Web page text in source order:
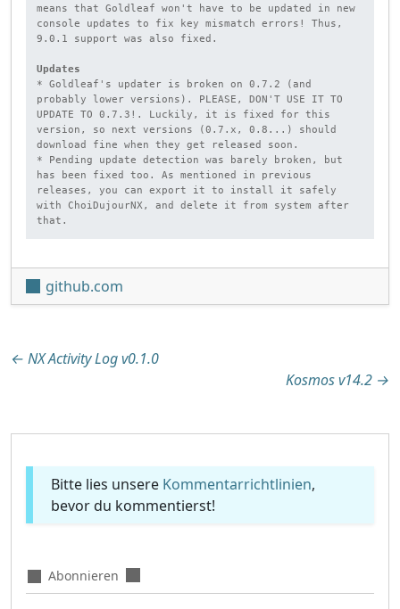
means that Goldleaf won't have to be updated in new
console updates to fix key mismatch errors! Thus,
9.0.1 support was also fixed.
Updates
* Goldleaf's updater is broken on 0.7.2 (and
probably lower versions). PLEASE, DON'T USE IT TO
UPDATE TO 0.7.3!. Luckily, it is fixed for this
version, so next versions (0.7.x, 0.8...) should
download fine when they get released soon.
* Pending update detection was barely broken, but
has been fixed too. As mentioned in previous
releases, you can export it to install it safely
with ChoiDujourNX, and delete it from system after
that.
github.com
Beitragsnavigation
← NX Activity Log v0.1.0
Kosmos v14.2 →
Bitte lies unsere Kommentarrichtlinien,
bevor du kommentierst!
Abonnieren